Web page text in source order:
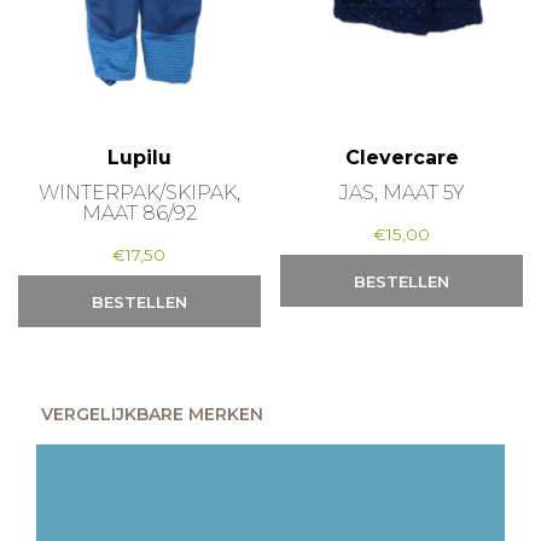
Lupilu
WINTERPAK/SKIPAK,
MAAT 86/92
€17,50
BESTELLEN
Clevercare
JAS, MAAT 5Y
€15,00
BESTELLEN
VERGELIJKBARE MERKEN